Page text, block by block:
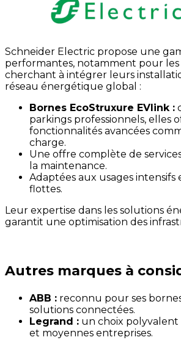
Schneider Electric propose une
performantes, notamment pour les
cherchant à intégrer leurs
réseau énergétique global :
Bornes EcoStruxure EVlink :
parkings professionnels, elles
fonctionnalités avancées
charge.
Une offre complète de
la maintenance.
Adaptées aux usages intensifs
flottes.
Leur expertise dans les solutions
garantit une optimisation des
Autres marques à
ABB : reconnu pour ses
solutions connectées.
Legrand : un choix
et moyennes entreprises.